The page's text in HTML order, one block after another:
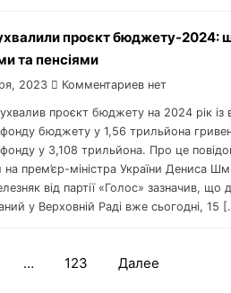
ухвалили проєкт бюджету-2024:
та пенсіями
2023 Комментариев нет
проєкт бюджету на 2024 рік
фонду бюджету у 1,56 трильйона
у 3,108 трильйона. Про це
на прем’єр-міністра України Дениса
від партії «Голос» зазначив, що
у Верховній Раді вже сьогодні, 15
Навигация
… 123 Далее